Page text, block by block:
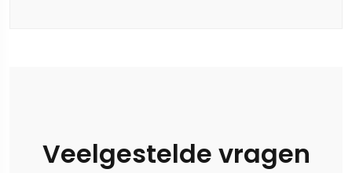
Veelgestelde vragen